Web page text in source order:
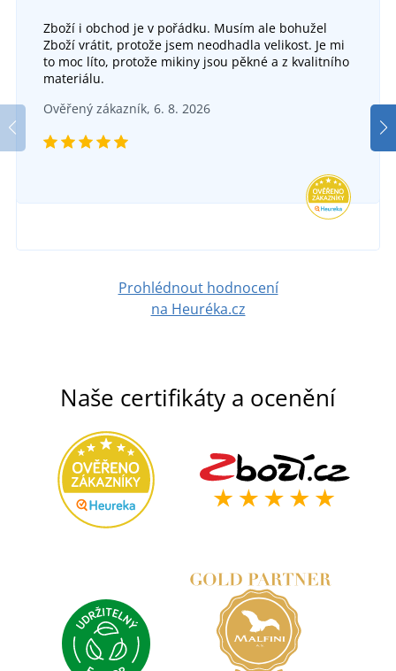
Reflexní bunda 2v1 LUTON
938 Kč
Zboží i obchod je v pořádku. Musím ale bohužel
Zboží vrátit, protože jsem neodhadla velikost. Je mi
to moc líto, protože mikiny jsou pěkné a z kvalitního
materiálu.
Ověřený zákazník, 6. 8. 2026
Prohlédnout hodnocení
na Heuréka.cz
Naše certifikáty a ocenění